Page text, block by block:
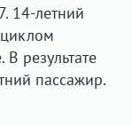
14-летний
результате
пассажир.